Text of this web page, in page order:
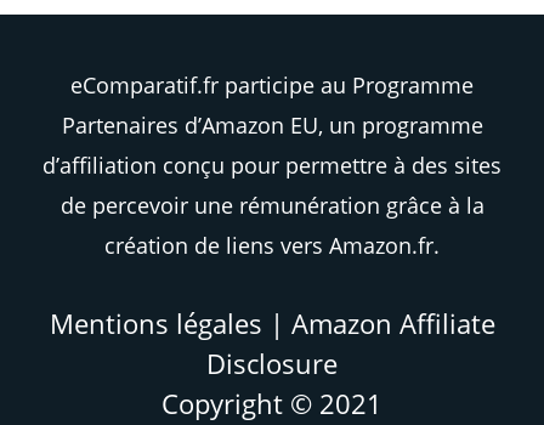
eComparatif.fr participe au Programme
Partenaires d’Amazon EU, un programme
d’affiliation conçu pour permettre à des sites
de percevoir une rémunération grâce à la
création de liens vers Amazon.fr.
Mentions légales | Amazon Affiliate
Disclosure
Copyright © 2021